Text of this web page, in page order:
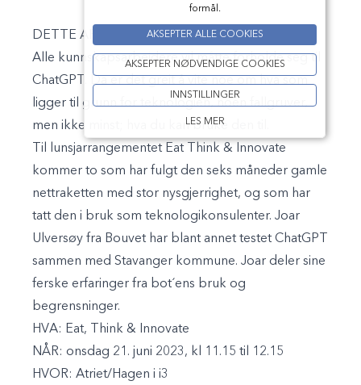
DETTE ARRANGEMENTET ER AVSLUTTET
Alle kunnskapsarbeidere vil måtte forholde seg til
ChatGPT. Da er det greit å vite noe om hva som
ligger til grunn for teknologien, noen fallgruver,
men ikke minst; hva du kan bruke den til.
Til lunsjarrangementet Eat Think & Innovate
kommer to som har fulgt den seks måneder gamle
nettraketten med stor nysgjerrighet, og som har
tatt den i bruk som teknologikonsulenter. Joar
Ulversøy fra Bouvet har blant annet testet ChatGPT
sammen med Stavanger kommune. Joar deler sine
ferske erfaringer fra bot´ens bruk og
begrensninger.
HVA: Eat, Think & Innovate
NÅR: onsdag 21. juni 2023, kl 11.15 til 12.15
HVOR: Atriet/Hagen i i3
formål.
AKSEPTER ALLE COOKIES
AKSEPTER NØDVENDIGE COOKIES
INNSTILLINGER
LES MER